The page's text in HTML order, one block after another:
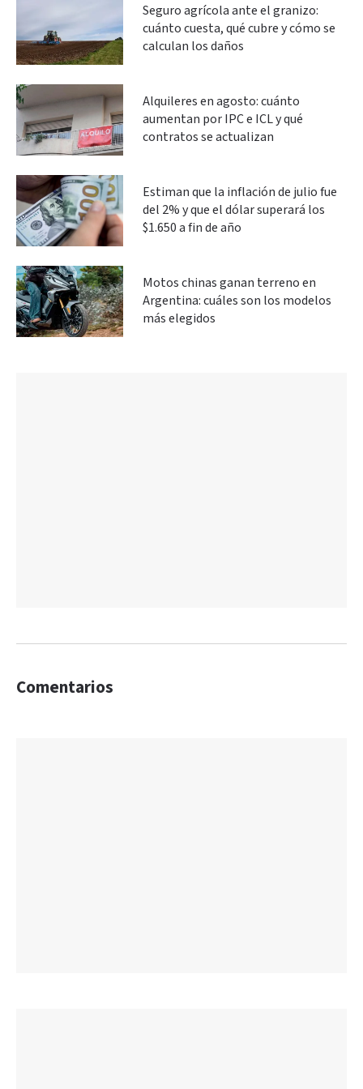
Seguro agrícola ante el granizo:
cuánto cuesta, qué cubre y cómo se
calculan los daños
Alquileres en agosto: cuánto
aumentan por IPC e ICL y qué
contratos se actualizan
Estiman que la inflación de julio fue
del 2% y que el dólar superará los
$1.650 a fin de año
Motos chinas ganan terreno en
Argentina: cuáles son los modelos
más elegidos
Comentarios